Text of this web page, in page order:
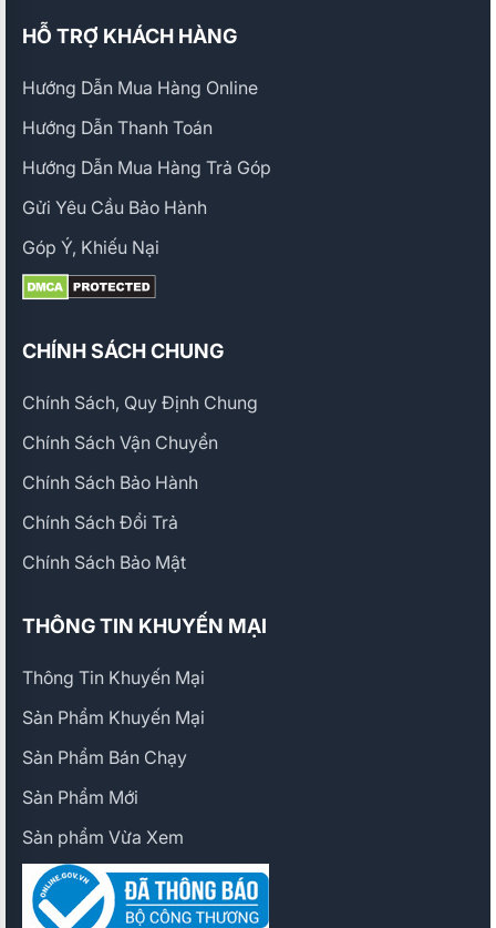
HỖ TRỢ KHÁCH HÀNG
Hướng Dẫn Mua Hàng Online
Hướng Dẫn Thanh Toán
Hướng Dẫn Mua Hàng Trả Góp
Gửi Yêu Cầu Bảo Hành
Góp Ý, Khiếu Nại
CHÍNH SÁCH CHUNG
Chính Sách, Quy Định Chung
Chính Sách Vận Chuyển
Chính Sách Bảo Hành
Chính Sách Đổi Trả
Chính Sách Bảo Mật
THÔNG TIN KHUYẾN MẠI
Thông Tin Khuyến Mại
Sản Phẩm Khuyến Mại
Sản Phẩm Bán Chạy
Sản Phẩm Mới
Sản phẩm Vừa Xem